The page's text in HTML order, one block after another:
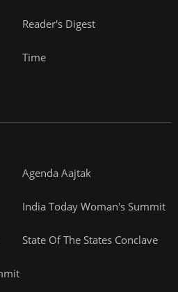
Reader's Digest
Time
Agenda Aajtak
India Today Woman's Summit
State Of The States Conclave